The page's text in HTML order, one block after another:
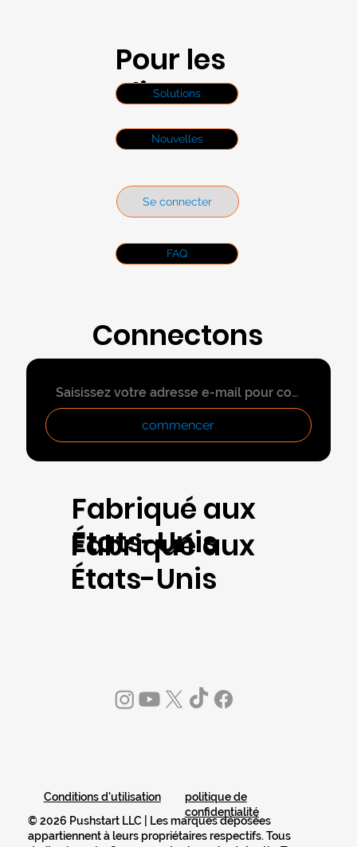
Pour les
clients
Solutions
Se connecter
Nouvelles
FAQ
commencer
Connectons
-nous
Fabriqué aux
États-Unis
Fabriqué aux
États-Unis
politique de
confidentialité
Conditions d'utilisation
© 2026 Pushstart LLC | Les marques déposées
appartiennent à leurs propriétaires respectifs. Tous